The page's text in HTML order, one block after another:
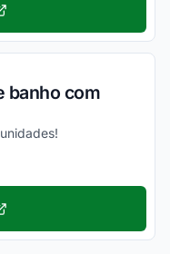
banho com